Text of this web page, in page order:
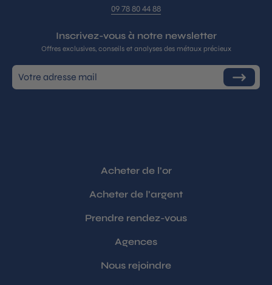
09 78 80 44 88
Inscrivez-vous à notre newsletter
Offres exclusives, conseils et analyses des métaux précieux
Inscrivez-
vous
S'inscrire
Acheter de l’or
Acheter de l’argent
Prendre rendez-vous
Agences
Nous rejoindre